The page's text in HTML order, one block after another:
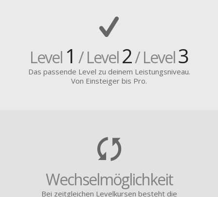
Level 1 / Level2/ Level3
Das passende Level zu deinem Leistungsniveau.
Von Einsteiger bis Pro.
Wechselmöglichkeit
Bei zeitgleichen Levelkursen besteht die